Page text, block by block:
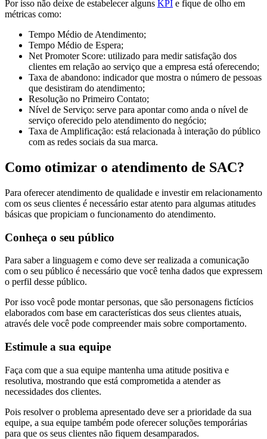
Por isso não deixe de estabelecer alguns KPI e fique de olho em
métricas como:
Tempo Médio de Atendimento;
Tempo Médio de Espera;
Net Promoter Score: utilizado para medir satisfação dos
clientes em relação ao serviço que a empresa está oferecendo;
Taxa de abandono: indicador que mostra o número de pessoas
que desistiram do atendimento;
Resolução no Primeiro Contato;
Nível de Serviço: serve para apontar como anda o nível de
serviço oferecido pelo atendimento do negócio;
Taxa de Amplificação: está relacionada à interação do público
com as redes sociais da sua marca.
Como otimizar o atendimento de SAC?
Para oferecer atendimento de qualidade e investir em relacionamento
com os seus clientes é necessário estar atento para algumas atitudes
básicas que propiciam o funcionamento do atendimento.
Conheça o seu público
Para saber a linguagem e como deve ser realizada a comunicação
com o seu público é necessário que você tenha dados que expressem
o perfil desse público.
Por isso você pode montar personas, que são personagens fictícios
elaborados com base em características dos seus clientes atuais,
através dele você pode compreender mais sobre comportamento.
Estimule a sua equipe
Faça com que a sua equipe mantenha uma atitude positiva e
resolutiva, mostrando que está comprometida a atender as
necessidades dos clientes.
Pois resolver o problema apresentado deve ser a prioridade da sua
equipe, a sua equipe também pode oferecer soluções temporárias
para que os seus clientes não fiquem desamparados.